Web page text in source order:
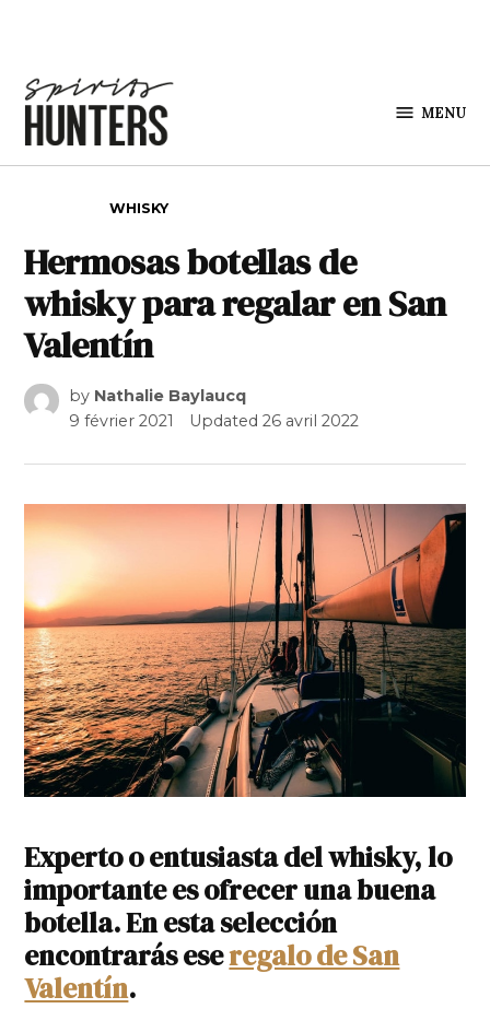
MENU
WHISKY
Hermosas botellas de
whisky para regalar en San
Valentín
by Nathalie Baylaucq
9 février 2021
Updated26 avril 2022
Experto o entusiasta del whisky, lo
importante es ofrecer una buena
botella. En esta selección
encontrarás eseregalo de San
Valentín.